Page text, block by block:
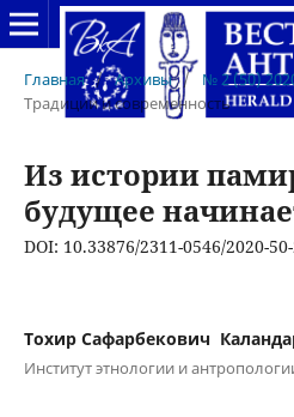
Главная / Архивы / № 2 (50)
Традиции и современность
Из истории
будущее
DOI: 10.33876/2311-0546/2020-
Тохир Сафарбекович
Институт этнологии и